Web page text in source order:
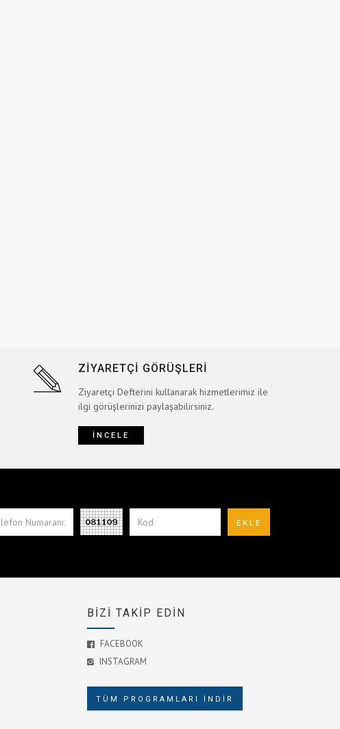
ZİYARETÇİ GÖRÜŞLERİ
Ziyaretçi Defterini kullanarak hizmetlerimiz ile
ilgi görüşlerinizi paylaşabilirsiniz.
İNCELE
BİZİ TAKİP EDİN
FACEBOOK
INSTAGRAM
TÜM PROGRAMLARI İNDİR